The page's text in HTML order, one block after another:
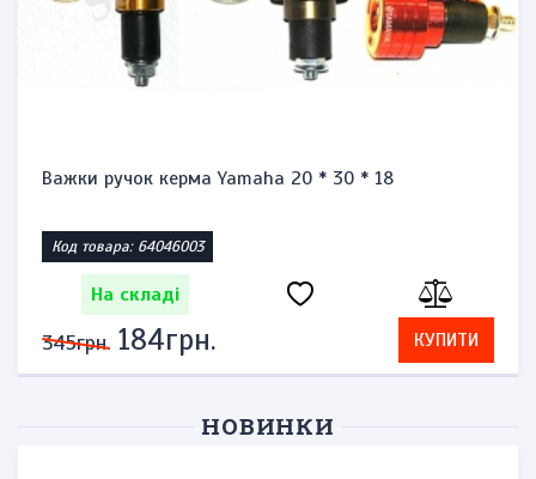
Важки ручок керма Yamaha 20 * 30 * 18
Код товара: 64046003
На складі
345грн. 184грн. КУПИТИ
НОВИНКИ